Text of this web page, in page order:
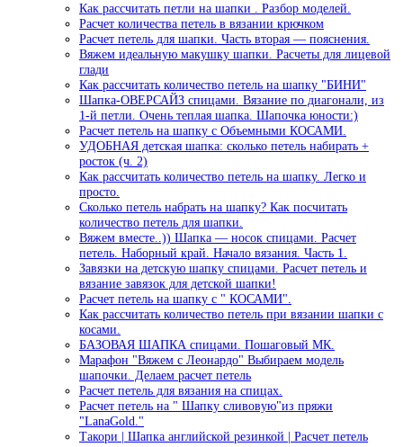
Как рассчитать петли на шапки . Разбор моделей.
Расчет количества петель в вязании крючком
Расчет петель для шапки. Часть вторая — пояснения.
Вяжем идеальную макушку шапки. Расчеты для лицевой
глади
Как рассчитать количество петель на шапку "БИНИ"
Шапка-ОВЕРСАЙЗ спицами. Вязание по диагонали, из
1-й петли. Очень теплая шапка. Шапочка юности:)
Расчет петель на шапку с Объемными КОСАМИ.
УДОБНАЯ детская шапка: сколько петель набирать +
росток (ч. 2)
Как рассчитать количество петель на шапку. Легко и
просто.
Сколько петель набрать на шапку? Как посчитать
количество петель для шапки.
Вяжем вместе..)) Шапка — носок спицами. Расчет
петель. Наборный край. Начало вязания. Часть 1.
Завязки на детскую шапку спицами. Расчет петель и
вязание завязок для детской шапки!
Расчет петель на шапку с " КОСАМИ".
Как рассчитать количество петель при вязании шапки с
косами.
БАЗОВАЯ ШАПКА спицами. Пошаговый МК.
Марафон "Вяжем с Леонардо" Выбираем модель
шапочки. Делаем расчет петель
Расчет петель для вязания на спицах.
Расчет петель на " Шапку сливовую"из пряжи
"LanaGold."
Такори | Шапка английской резинкой | Расчет петель